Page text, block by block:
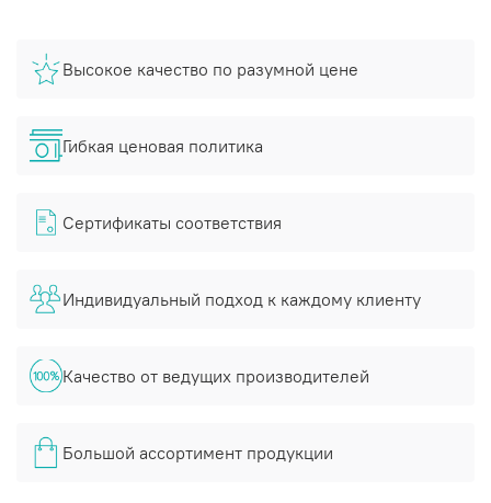
Высокое качество по разумной цене
Гибкая ценовая политика
Сертификаты соответствия
Индивидуальный подход к каждому клиенту
Качество от ведущих производителей
Большой ассортимент продукции